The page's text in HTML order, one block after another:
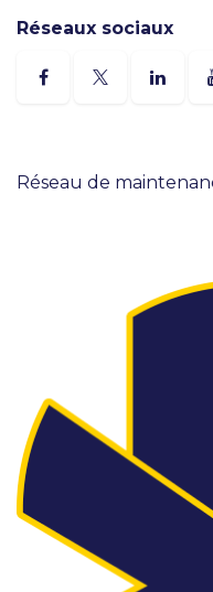
Réseaux sociaux
Réseau de